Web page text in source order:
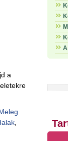
a
,